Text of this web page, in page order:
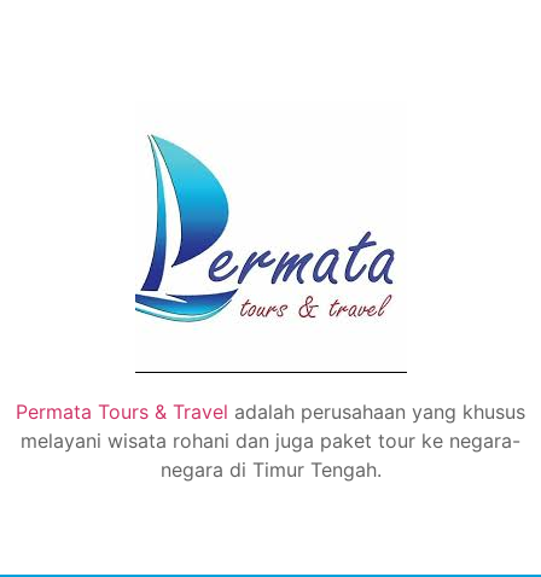
Permata Tours & Travel adalah perusahaan yang khusus
melayani wisata rohani dan juga paket tour ke negara-
negara di Timur Tengah.